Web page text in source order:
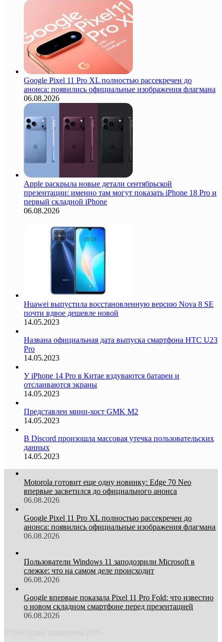
Google Pixel 11 Pro XL полностью рассекречен до
анонса: появились официальные изображения флагмана
06.08.2026
Apple раскрыла новые детали сентябрьской
презентации: именно там могут показать iPhone 18 Pro и
первый складной iPhone
06.08.2026
Huawei выпустила восстановленную версию Nova 8 SE
почти вдвое дешевле новой
14.05.2023
Названа официальная дата выпуска смартфона HTC U23
Pro
14.05.2023
У iPhone 14 Pro в Китае вздуваются батареи и
отслаиваются экраны
14.05.2023
Представлен мини-хост GMK M2
14.05.2023
В Discord произошла массовая утечка пользовательских
данных
14.05.2023
Motorola готовит еще одну новинку: Edge 70 Neo
впервые засветился до официального анонса
06.08.2026
Google Pixel 11 Pro XL полностью рассекречен до
анонса: появились официальные изображения флагмана
06.08.2026
Пользователи Windows 11 заподозрили Microsoft в
слежке: что на самом деле происходит
06.08.2026
Google впервые показала Pixel 11 Pro Fold: что известно
о новом складном смартфоне перед презентацией
06.08.2026